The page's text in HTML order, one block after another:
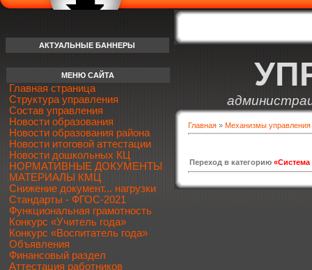
АКТУАЛЬНЫЕ БАННЕРЫ
Главная » Механизмы управления
Переход в категорию «Система
МЕНЮ САЙТА
Главная страница
Структура управления
Состав управления
Новости образования
Новости образования района
Новости итоговой аттестации
Новости дошкольных КЦ
НОРМАТИВНЫЕ ДОКУМЕНТЫ
МАТЕРИАЛЫ КМЦ
Снижение документ... нагрузки
Стандарты - ФГОС-2021
Функциональная грамотность
Конкурс «Учитель года»
Конкурс «Воспитатель года»
Объявления
Финансовый раздел
Аттестация работников